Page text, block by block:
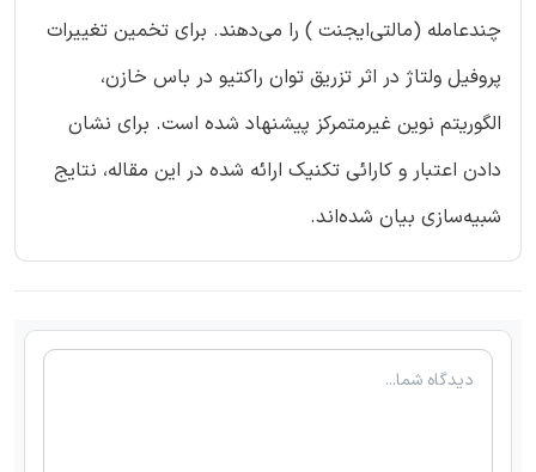
چندعامله (مالتی‌ایجنت ) را می‌دهند. برای تخمین تغییرات
پروفیل ولتاژ در اثر تزریق توان راکتیو در باس خازن،
الگوریتم نوین غیرمتمرکز پیشنهاد شده است. برای نشان
دادن اعتبار و کارائی تکنیک ارائه شده در این مقاله، نتایج
شبیه‌سازی بیان شده‌اند.